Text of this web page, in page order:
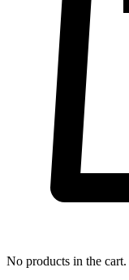
No products in the cart.